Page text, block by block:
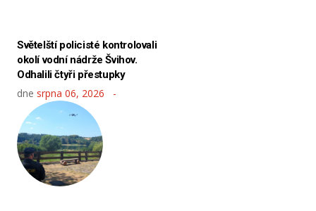
Světelští policisté kontrolovali
okolí vodní nádrže Švihov.
Odhalili čtyři přestupky
dne srpna 06, 2026